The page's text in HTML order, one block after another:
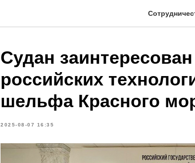
Судан
российских
шельфа Красного
2025-08-07 16:35